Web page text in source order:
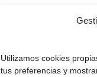
Utilizamos cookies
tus preferencias y
¡Comprar!